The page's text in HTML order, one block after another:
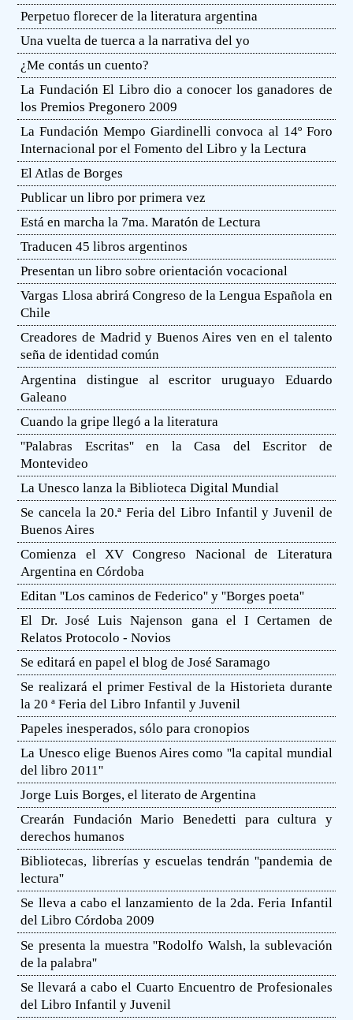
Perpetuo florecer de la literatura argentina
Una vuelta de tuerca a la narrativa del yo
¿Me contás un cuento?
La Fundación El Libro dio a conocer los ganadores de
los Premios Pregonero 2009
La Fundación Mempo Giardinelli convoca al 14º Foro
Internacional por el Fomento del Libro y la Lectura
El Atlas de Borges
Publicar un libro por primera vez
Está en marcha la 7ma. Maratón de Lectura
Traducen 45 libros argentinos
Presentan un libro sobre orientación vocacional
Vargas Llosa abrirá Congreso de la Lengua Española en
Chile
Creadores de Madrid y Buenos Aires ven en el talento
seña de identidad común
Argentina distingue al escritor uruguayo Eduardo
Galeano
Cuando la gripe llegó a la literatura
''Palabras Escritas'' en la Casa del Escritor de
Montevideo
La Unesco lanza la Biblioteca Digital Mundial
Se cancela la 20.ª Feria del Libro Infantil y Juvenil de
Buenos Aires
Comienza el XV Congreso Nacional de Literatura
Argentina en Córdoba
Editan ''Los caminos de Federico'' y ''Borges poeta''
El Dr. José Luis Najenson gana el I Certamen de
Relatos Protocolo - Novios
Se editará en papel el blog de José Saramago
Se realizará el primer Festival de la Historieta durante
la 20 ª Feria del Libro Infantil y Juvenil
Papeles inesperados, sólo para cronopios
La Unesco elige Buenos Aires como ''la capital mundial
del libro 2011''
Jorge Luis Borges, el literato de Argentina
Crearán Fundación Mario Benedetti para cultura y
derechos humanos
Bibliotecas, librerías y escuelas tendrán ''pandemia de
lectura''
Se lleva a cabo el lanzamiento de la 2da. Feria Infantil
del Libro Córdoba 2009
Se presenta la muestra ''Rodolfo Walsh, la sublevación
de la palabra''
Se llevará a cabo el Cuarto Encuentro de Profesionales
del Libro Infantil y Juvenil